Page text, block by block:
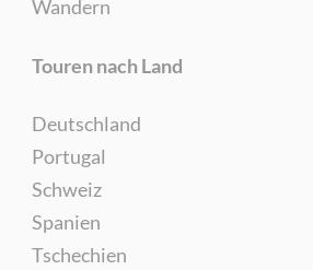
Wandern
Touren nach Land
Deutschland
Portugal
Schweiz
Spanien
Tschechien